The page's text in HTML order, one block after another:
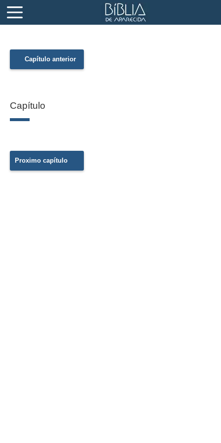
Capítulo anterior
Capítulo
Proximo capítulo